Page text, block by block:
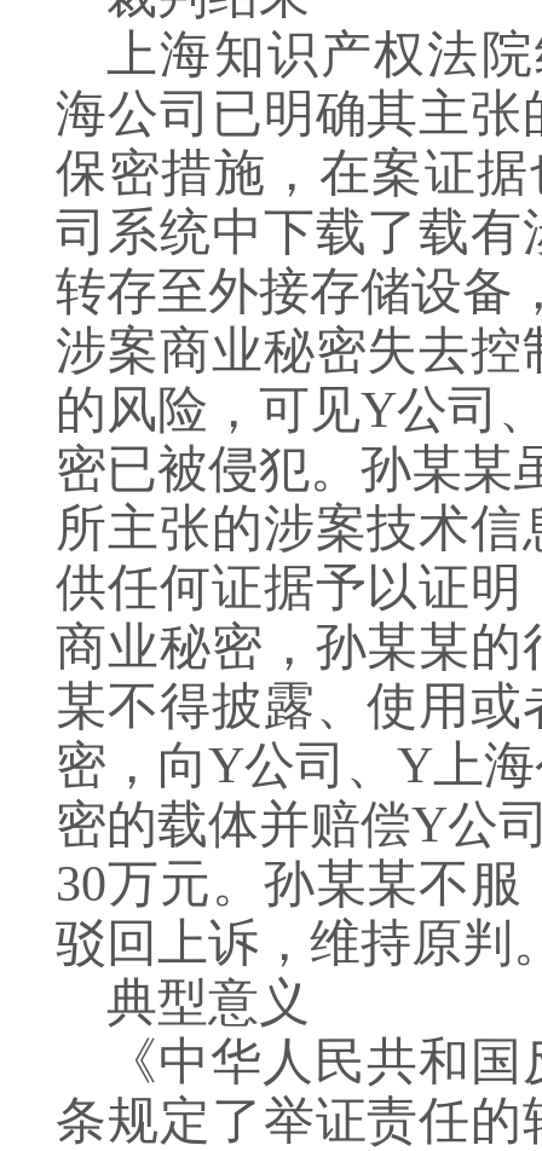
上海知识产权法
海公司已明确其主
保密措施，在案证
司系统中下载了载
转存至外接存储设备
涉案商业秘密失去
的风险，可见Y公司
密已被侵犯。孙某某
所主张的涉案技术
供任何证据予以证
商业秘密，孙某某
某不得披露、使用
密，向Y公司、Y上
密的载体并赔偿Y公
30万元。孙某某不
驳回上诉，维持原判
典型意义
《中华人民共和
条规定了举证责任